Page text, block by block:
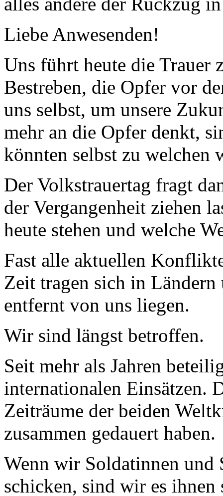
Liebe Anwesenden!
Uns führt heute die Trauer
Bestreben, die Opfer vor
uns selbst, um unsere
mehr an die Opfer denkt,
könnten selbst zu welchen
Der Volkstrauertag fragt
der Vergangenheit ziehen
heute stehen und welche
Fast alle aktuellen
Zeit tragen sich in
entfernt von uns liegen.
Wir sind längst betroffen.
Seit mehr als Jahren
internationalen Einsätzen.
Zeiträume der beiden
zusammen gedauert haben.
Wenn wir Soldatinnen und
schicken, sind wir es ihnen